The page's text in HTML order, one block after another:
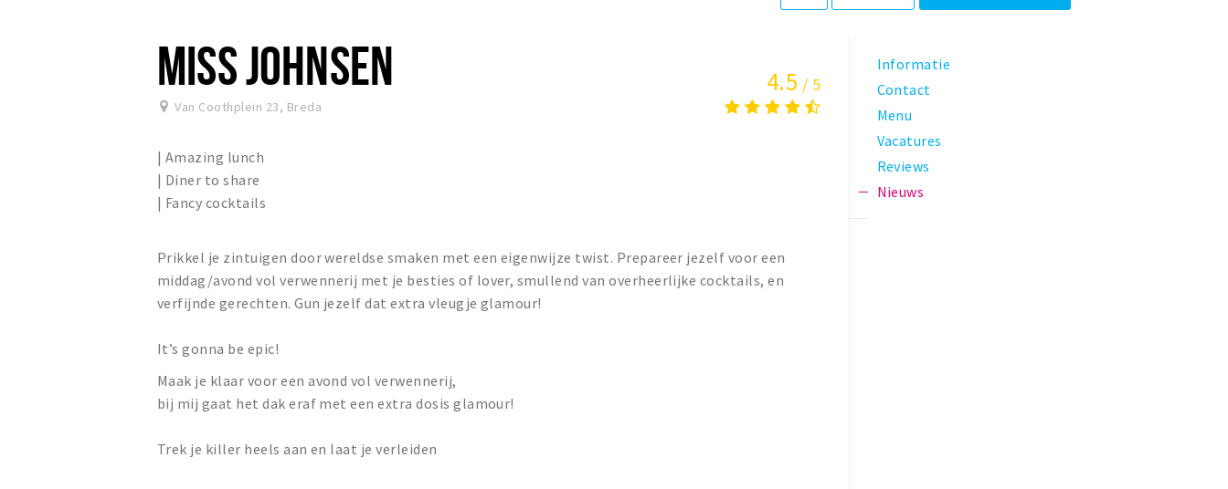
MISS JOHNSEN
Van Coothplein 23, Breda
4.5 / 5
| Amazing lunch
| Diner to share
| Fancy cocktails
Prikkel je zintuigen door wereldse smaken met een eigenwijze twist. Prepareer jezelf voor een
middag/avond vol verwennerij met je besties of lover, smullend van overheerlijke cocktails, en
verfijnde gerechten. Gun jezelf dat extra vleugje glamour!
It’s gonna be epic!
Maak je klaar voor een avond vol verwennerij,
bij mij gaat het dak eraf met een extra dosis glamour!
Trek je killer heels aan en laat je verleiden
Informatie
Contact
Menu
Vacatures
Reviews
Nieuws